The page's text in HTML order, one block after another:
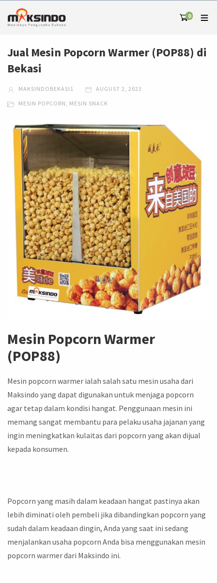
0
Jual Mesin Popcorn Warmer (POP88) di
Bekasi
MAKSINDOBEKASI1 AUGUST 2, 2023
MESIN POPCORN, MESIN SNACK
Mesin Popcorn Warmer
(POP88)
Mesin popcorn warmer ialah salah satu mesin usaha dari
Maksindo yang dapat digunakan untuk menjaga popcorn
agar tetap dalam kondisi hangat. Penggunaan mesin ini
memang sangat membantu para pelaku usaha jajanan yang
ingin meningkatkan kulaitas dari popcorn yang akan dijual
kepada konsumen.
Popcorn yang masih dalam keadaan hangat pastinya akan
lebih diminati oleh pembeli jika dibandingkan popcorn yang
sudah dalam keadaan dingin, Anda yang saat ini sedang
menjalankan usaha popcorn Anda bisa menggunakan mesin
popcorn warmer dari Maksindo ini.